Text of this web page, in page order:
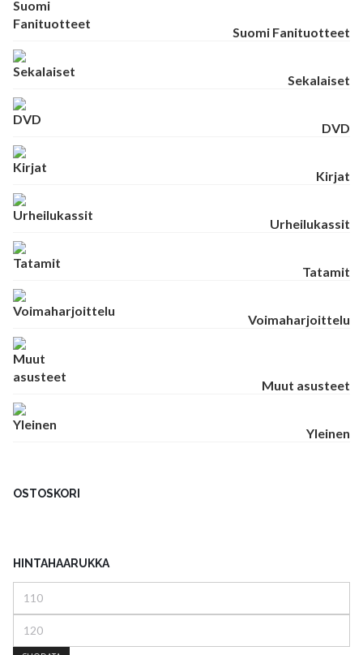
Suomi Fanituotteet
Sekalaiset
DVD
Kirjat
Urheilukassit
Tatamit
Voimaharjoittelu
Muut asusteet
Yleinen
OSTOSKORI
HINTAHAARUKKA